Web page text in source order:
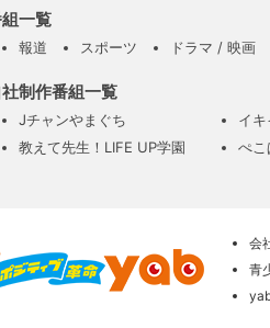
一覧
報道 スポーツ ドラマ / 映画
社制作番組一覧
Jチャンやまぐち イキ
教えて先生！LIFE UP学園
ぺこ
会
青